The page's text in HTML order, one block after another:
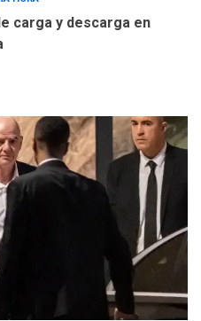
estadales se
al Plan Agosto de
HORA
Municipal de
respalda a Cámara
para reforma
de Puerto Libre
carga y descarga en